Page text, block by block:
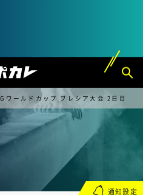
ワールドカップ ブレシア大会 2日目
通知設定